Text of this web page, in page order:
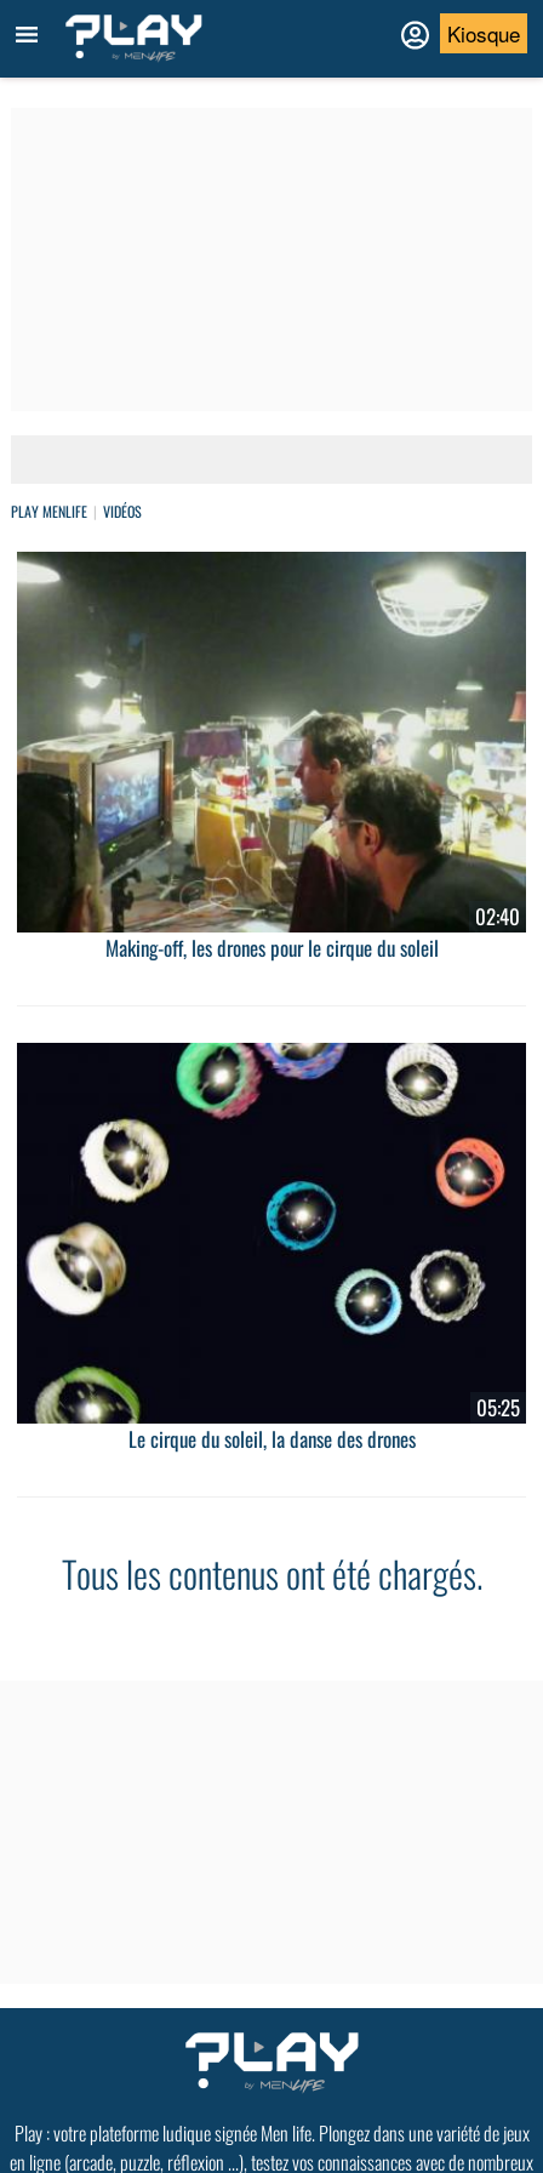
Kiosque
PLAY MENLIFE VIDÉOS
02:40
Making-off, les drones pour le cirque du soleil
05:25
Le cirque du soleil, la danse des drones
Tous les contenus ont été chargés.
Play : votre plateforme ludique signée Men life. Plongez dans une variété de jeux
en ligne (arcade, puzzle, réflexion ...), testez vos connaissances avec de nombreux